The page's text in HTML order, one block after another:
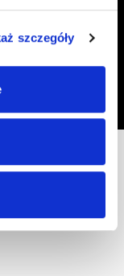
szczegóły
mi informacji o